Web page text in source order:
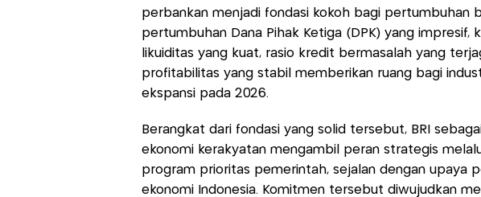
perbankan menjadi fondasi kokoh bagi pertumbuhan
pertumbuhan Dana Pihak Ketiga (DPK) yang impresif,
likuiditas yang kuat, rasio kredit bermasalah yang
profitabilitas yang stabil memberikan ruang bagi
ekspansi pada 2026.
Berangkat dari fondasi yang solid tersebut, BRI
ekonomi kerakyatan mengambil peran strategis
program prioritas pemerintah, sejalan dengan upaya
ekonomi Indonesia. Komitmen tersebut diwujudkan